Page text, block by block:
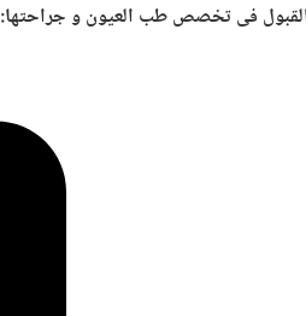
فی تخصص طب العيون و جراحتها: